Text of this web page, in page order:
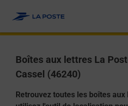
Boîtes aux lettres La
Cassel (46240)
Retrouvez toutes les boîtes